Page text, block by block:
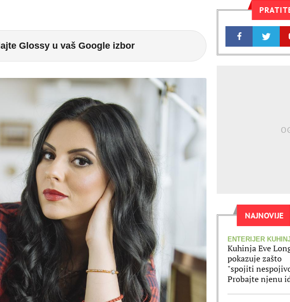
Glossy u vaš Google izbor
NAJNOVIJE
ENTERIJER
Kuhinja Eve
pokazuje zašto
"spojiti
Probajte njenu